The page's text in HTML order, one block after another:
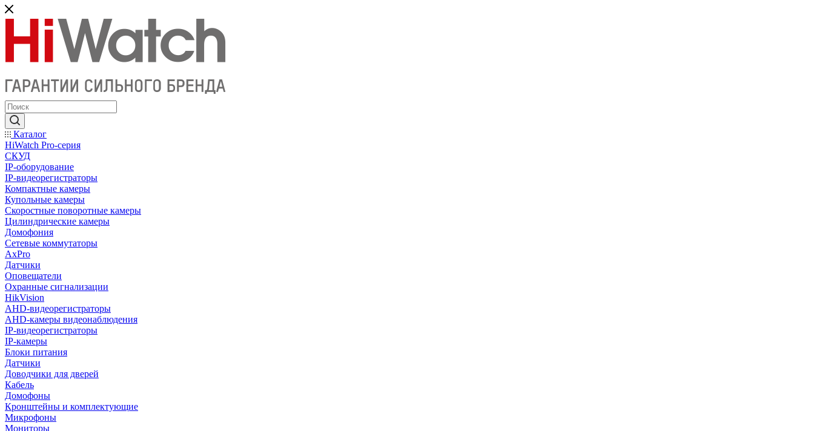
Каталог
HiWatch Pro-серия
CКУД
IP-оборудование
IP-видеорегистраторы
Компактные камеры
Купольные камеры
Скоростные поворотные камеры
Цилиндрические камеры
Домофония
Сетевые коммутаторы
AxPro
Датчики
Оповещатели
Охранные сигнализации
HikVision
AHD-видеорегистраторы
AHD-камеры видеонаблюдения
IP-видеорегистраторы
IP-камеры
Блоки питания
Датчики
Доводчики для дверей
Кабель
Домофоны
Кронштейны и комплектующие
Микрофоны
Мониторы